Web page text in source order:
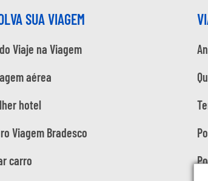
SUA VIAGEM
Viaje na Viagem
aérea
hotel
Viagem Bradesco
carro